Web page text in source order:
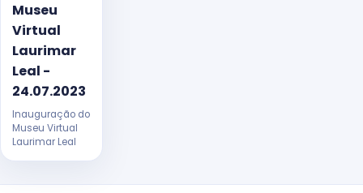
Museu
Virtual
Laurimar
Leal -
24.07.2023
Inauguração do
Museu Virtual
Laurimar Leal